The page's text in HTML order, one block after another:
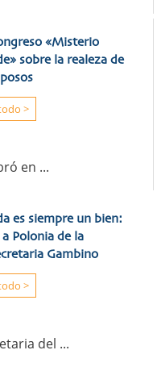
«Misterio
sobre la realeza de
en ...
>
es siempre un bien:
Polonia de la
Gambino
del ...
>